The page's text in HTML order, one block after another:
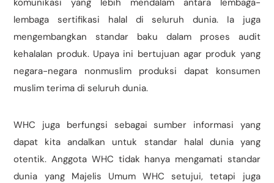
lembaga sertifikasi halal di seluruh dunia. Ia juga
mengembangkan standar baku dalam proses audit
kehalalan produk. Upaya ini bertujuan agar produk yang
negara-negara nonmuslim produksi dapat konsumen
muslim terima di seluruh dunia.
WHC juga berfungsi sebagai sumber informasi yang
dapat kita andalkan untuk standar halal dunia yang
otentik. Anggota WHC tidak hanya mengamati standar
dunia yang Majelis Umum WHC setujui, tetapi juga